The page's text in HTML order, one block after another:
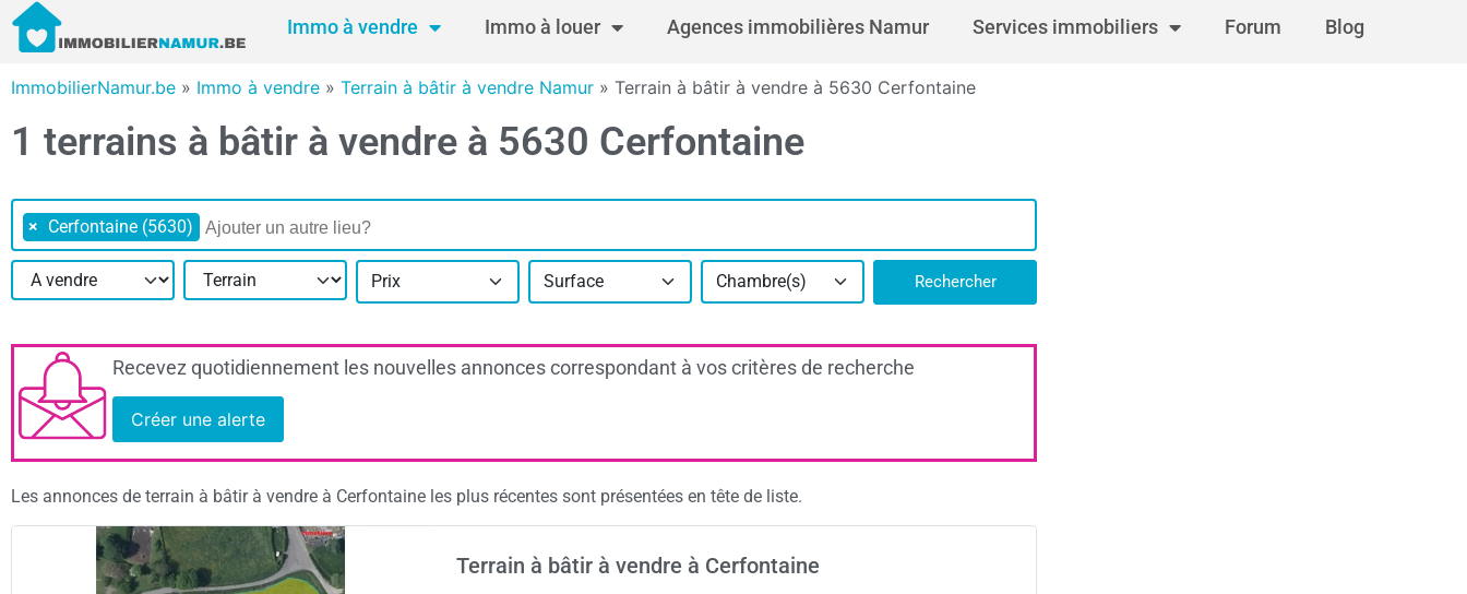
Immo à vendre Immo à louer Agences immobilières Namur Services immobiliers Forum Blog
ImmobilierNamur.be » Immo à vendre » Terrain à bâtir à vendre Namur » Terrain à bâtir à vendre à 5630 Cerfontaine
1 terrains à bâtir à vendre à 5630 Cerfontaine
× Cerfontaine (5630)
Prix Surface Chambre(s) Rechercher
Recevez quotidiennement les nouvelles annonces correspondant à vos critères de recherche
Créer une alerte
Les annonces de terrain à bâtir à vendre à Cerfontaine les plus récentes sont présentées en tête de liste.
Terrain à bâtir à vendre à Cerfontaine